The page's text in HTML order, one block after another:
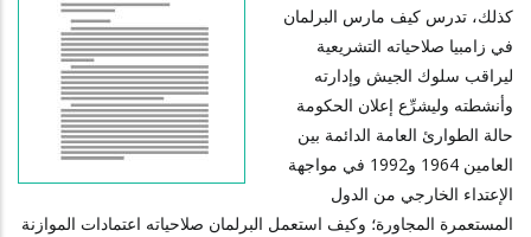
كذلك، تدرس كيف مارس البرلمان
في زامبيا صلاحياته التشريعية
ليراقب سلوك الجيش وإدارته
وأنشطته وليشرِّع إعلان الحكومة
حالة الطوارئ العامة الدائمة بين
العامين 1964 و1992 في مواجهة
الإعتداء الخارجي من الدول
المستعمرة المجاورة؛ وكيف استعمل البرلمان صلاحياته اعتمادات الموازنة